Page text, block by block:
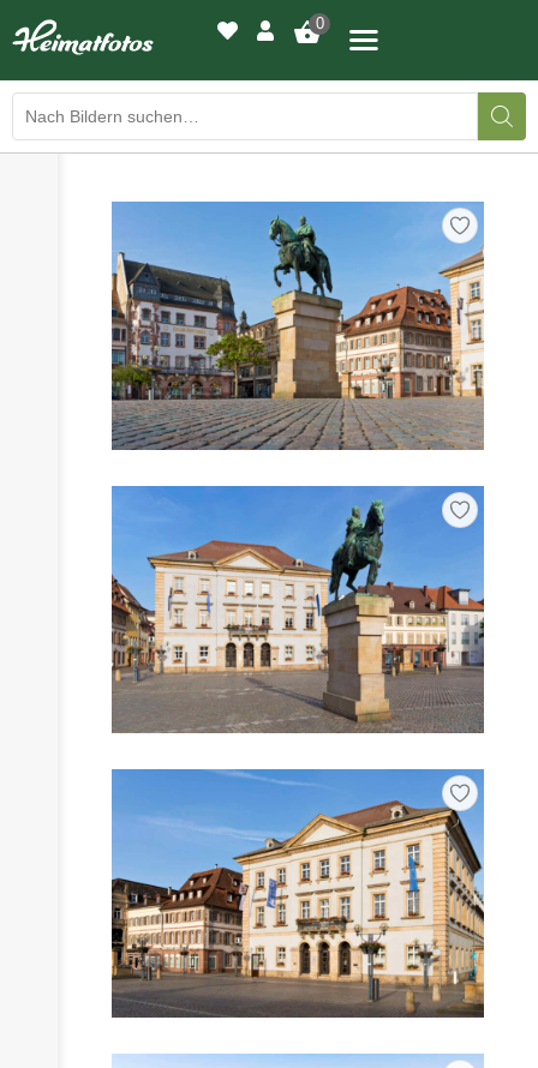
0
BILDERGALERIE
DRUCKQUALITÄTEN
LED-LEUCHTBILDER
WIR DRUCKEN IHR BILD
AUSSTELLUNGEN